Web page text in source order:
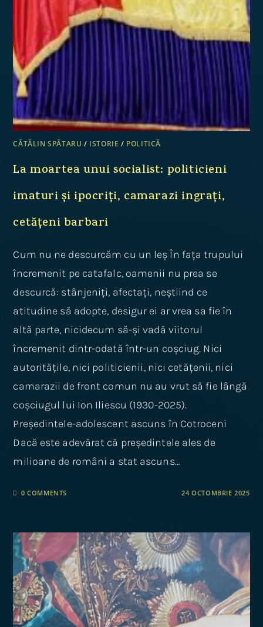
CĂTĂLIN SPĂTARU / ISTORIE / POLITICĂ
La moartea unui socialist: politicieni
imaturi și ipocriți, camarazi ingrați,
cetățeni barbari
Cum nu ne descurcăm cu un leș În fața trupului
încremenit pe catafalc, oamenii nu prea se
descurcă: stânjeniți, afectați, neștiind ce
atitudine să adopte, desigur ei ar vrea sa fie în
altă parte, nicidecum să-și vadă viitorul
încremenit dintr-odată într-un coșciug. Nici
autoritățile, nici politicienii, nici cetățenii, nici
camarazii de front comun nu au vrut să fie lângă
coșciugul lui Ion Iliescu (1930-2025).
Președintele-adolescent ascuns în Cotroceni
Dacă este adevărat că președintele ales de
milioane de români a stat ascuns…
0 COMMENTS 24 OCTOMBRIE 2025